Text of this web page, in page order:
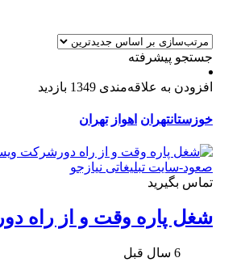
جستجو پیشرفته
افزودن به علاقه‌مندی 1349 بازدید
خوزستانتهران اهواز تهران
تماس بگیرید
شغل پاره وقت و از راه دور
6 سال قبل